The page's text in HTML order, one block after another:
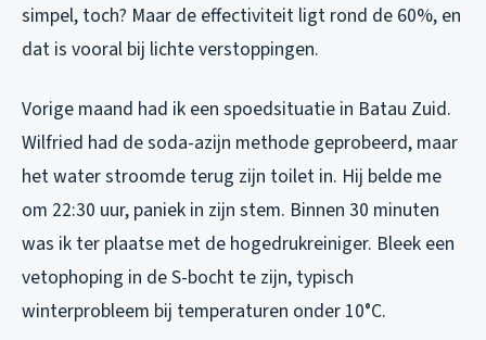
simpel, toch? Maar de effectiviteit ligt rond de 60%, en
dat is vooral bij lichte verstoppingen.
Vorige maand had ik een spoedsituatie in Batau Zuid.
Wilfried had de soda-azijn methode geprobeerd, maar
het water stroomde terug zijn toilet in. Hij belde me
om 22:30 uur, paniek in zijn stem. Binnen 30 minuten
was ik ter plaatse met de hogedrukreiniger. Bleek een
vetophoping in de S-bocht te zijn, typisch
winterprobleem bij temperaturen onder 10°C.